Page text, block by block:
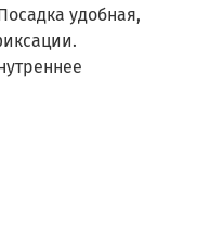
удобная,